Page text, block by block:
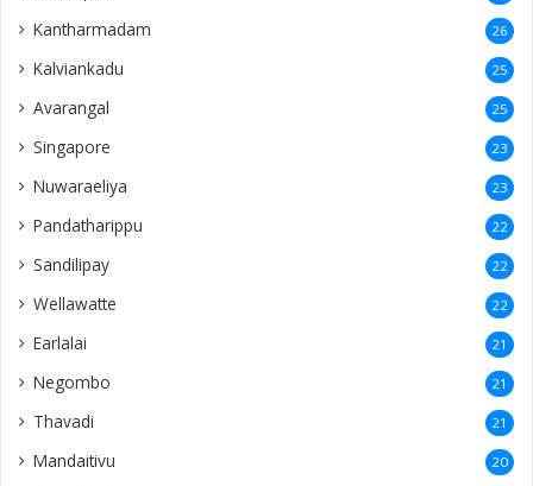
Kantharmadam 26
Kalviankadu 25
Avarangal 25
Singapore 23
Nuwaraeliya 23
Pandatharippu 22
Sandilipay 22
Wellawatte 22
Earlalai 21
Negombo 21
Thavadi 21
Mandaitivu 20